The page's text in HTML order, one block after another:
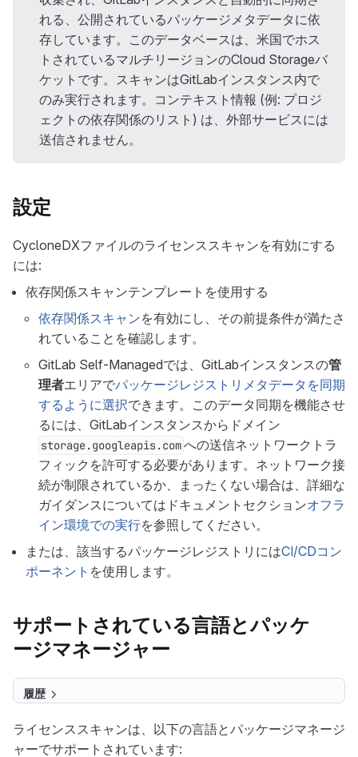
れる、公開されているパッケージメタデータに依
存しています。このデータベースは、米国でホス
トされているマルチリージョンのCloud Storageバ
ケットです。スキャンはGitLabインスタンス内で
のみ実行されます。コンテキスト情報 (例: プロジ
ェクトの依存関係のリスト) は、外部サービスには
送信されません。
設定
CycloneDXファイルのライセンススキャンを有効にする
には:
依存関係スキャンテンプレートを使用する
依存関係スキャンを有効にし、その前提条件が満たさ
れていることを確認します。
GitLab Self-Managedでは、GitLabインスタンスの管
理者エリアでパッケージレジストリメタデータを同期
するように選択できます。このデータ同期を機能させ
るには、GitLabインスタンスからドメイン
storage.googleapis.comへの送信ネットワークトラ
フィックを許可する必要があります。ネットワーク接
続が制限されているか、まったくない場合は、詳細な
ガイダンスについてはドキュメントセクションオフラ
イン環境での実行を参照してください。
または、該当するパッケージレジストリにはCI/CDコン
ポーネント を使用します。
サポートされている言語とパッケ
ージマネージャー
履歴
ライセンススキャンは、以下の言語とパッケージマネージ
ャーでサポートされています: